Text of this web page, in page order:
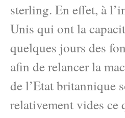
sterling. En effet, à
Unis qui ont la
quelques jours des
afin de relancer la
de l’Etat britannique
relativement vides ce